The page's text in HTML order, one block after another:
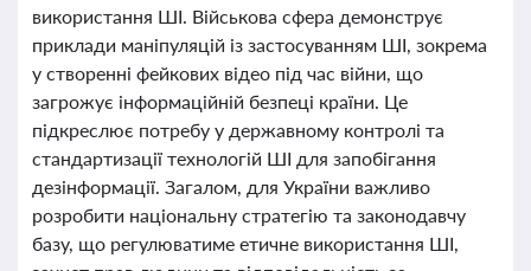
використання ШІ. Військова сфера демонструє
приклади маніпуляцій із застосуванням ШІ, зокрема
у створенні фейкових відео під час війни, що
загрожує інформаційній безпеці країни. Це
підкреслює потребу у державному контролі та
стандартизації технологій ШІ для запобігання
дезінформації. Загалом, для України важливо
розробити національну стратегію та законодавчу
базу, що регулюватиме етичне використання ШІ,